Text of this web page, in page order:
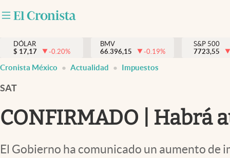
Internacionales
Opinión
Brand Strategy
Vida y estilo
Tv
DÓLAR
$ 17,17 -0.20%
BMV
66.396,15
-0.19%
S&P 500
7723,55
Cronista México Actualidad Impuestos
SAT
CONFIRMADO | Habrá
El Gobierno ha comunicado un aumento de